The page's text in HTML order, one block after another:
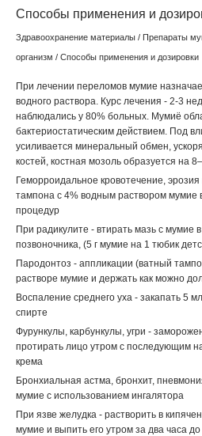
Способы применения и
Здравоохранение материалы / Препараты
организм / Способы применения и дозировки
При лечении переломов мумие
водного раствора. Курс лечения - 2-3
наблюдались у 80% больных. Мумиё
бактериостатическим действием. Под
усиливается минеральный обмен,
костей, костная мозоль образуется на
Геморроидальное кровотечение,
тампона с 4% водным раствором мумие
процедур
При радикулите - втирать мазь с мумие
позвоночника, (5 г мумие на 1 тюбик
Пародонтоз - аппликации (ватный
растворе мумие и держать как можно
Воспаление среднего уха - закапать 5
спирте
Фурункулы, карбункулы, угри -
протирать лицо утром с последующим
крема
Бронхиальная астма, бронхит,
мумие с использованием ингалятора
При язве желудка - растворить в
мумие и выпить его утром за два часа